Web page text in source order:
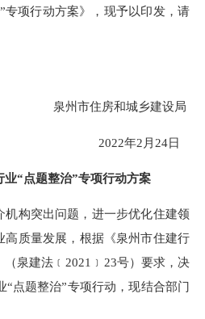
专项行动方案》，现予以印发，请
泉州市住房和城乡建设局
2022年2 月 24日
业“点题整治”专项行动方案
机构突出问题 ，进一步优化住建领
高质量发展 ，根据《泉州市住建行
（泉建法 ﹝ 2021 ﹞ 23号）要求， 决
“点题整治”专项行动，现结合部门